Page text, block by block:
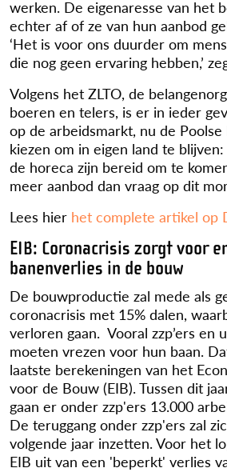
werken. De eigenaresse van het
echter af of ze van hun aanbod
‘Het is voor ons duurder om
die nog geen ervaring hebben,’
Volgens het ZLTO, de
boeren en telers, is er in ieder
op de arbeidsmarkt, nu de
kiezen om in eigen land te blijven:
de horeca zijn bereid om te
meer aanbod dan vraag op dit
Lees hier het complete artikel op
EIB: Coronacrisis zorgt voor
banenverlies in de bouw
De bouwproductie zal mede als
coronacrisis met 15% dalen,
verloren gaan. Vooral zzp’ers en
moeten vrezen voor hun baan.
laatste berekeningen van het
voor de Bouw (EIB). Tussen dit
gaan er onder zzp'ers 13.000
De teruggang onder zzp'ers zal
volgende jaar inzetten. Voor het
EIB uit van een 'beperkt' verlies